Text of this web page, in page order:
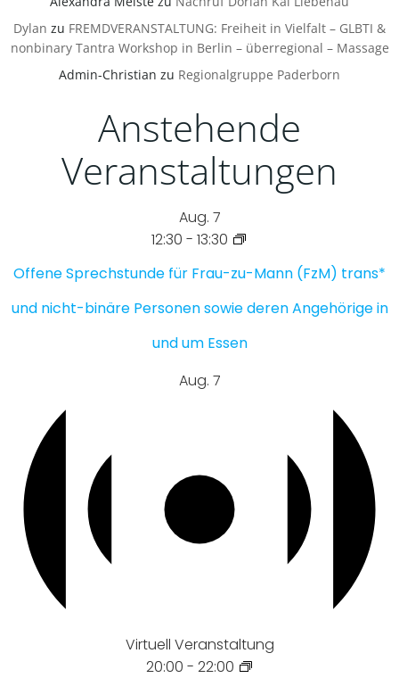
Dylan zu FREMDVERANSTALTUNG: Freiheit in Vielfalt – GLBTI &
nonbinary Tantra Workshop in Berlin – überregional – Massage
Admin-Christian zu Regionalgruppe Paderborn
Anstehende
Veranstaltungen
Aug. 7
12:30 - 13:30
Offene Sprechstunde für Frau-zu-Mann (FzM) trans*
und nicht-binäre Personen sowie deren Angehörige in
und um Essen
Aug. 7
Virtuell Veranstaltung
20:00 - 22:00